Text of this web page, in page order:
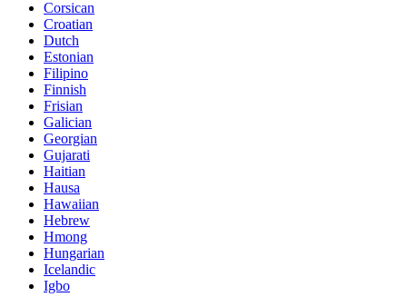
Corsican
Croatian
Dutch
Estonian
Filipino
Finnish
Frisian
Galician
Georgian
Gujarati
Haitian
Hausa
Hawaiian
Hebrew
Hmong
Hungarian
Icelandic
Igbo